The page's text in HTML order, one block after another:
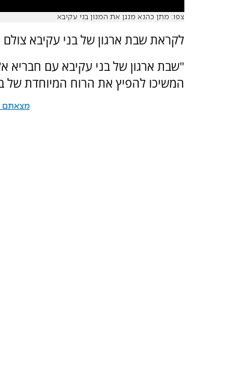
צפו: מתן כהנא מנגן את המנון בני עקיבא
לקראת שבת ארגון של בני עקיבא
"שבת ארגון של בני עקיבא עם חבריא
המשיכו להפיץ את הרוח המיוחדת של
מצאתם